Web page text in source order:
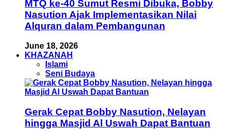
MTQ ke-40 Sumut Resmi Dibuka, Bobby
Nasution Ajak Implementasikan Nilai
Alquran dalam Pembangunan
June 18, 2026
KHAZANAH
Islami
Seni Budaya
Gerak Cepat Bobby Nasution, Nelayan
hingga Masjid Al Uswah Dapat Bantuan